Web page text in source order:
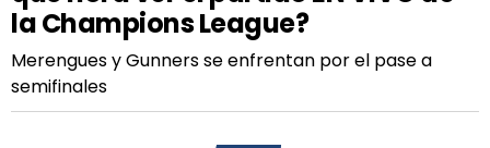
la Champions League?
Merengues y Gunners se enfrentan por el pase a
semifinales